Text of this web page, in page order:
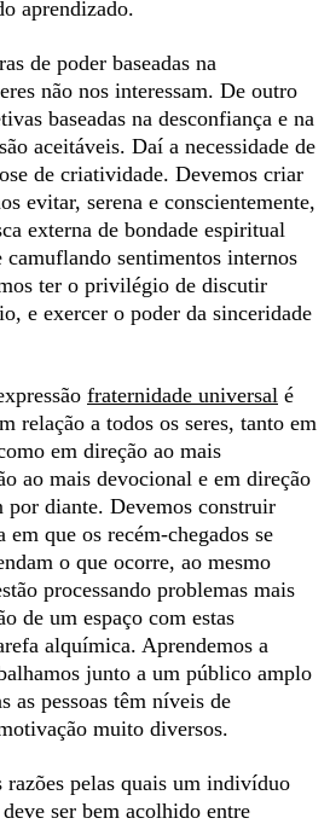
aprendizado.
de poder baseadas na
não nos interessam. De outro
baseadas na desconfiança e na
aceitáveis. Daí a necessidade de
de criatividade. Devemos criar
evitar, serena e conscientemente,
externa de bondade espiritual
sentimentos internos
ter o privilégio de discutir
e exercer o poder da sinceridade
fraternidade universal é
relação a todos os seres, tanto em
em direção ao mais
ao mais devocional e em direção
por diante. Devemos construir
em que os recém-chegados se
o que ocorre, ao mesmo
processando problemas mais
de um espaço com estas
alquímica. Aprendemos a
junto a um público amplo
as pessoas têm níveis de
muito diversos.
pelas quais um indivíduo
ser bem acolhido entre